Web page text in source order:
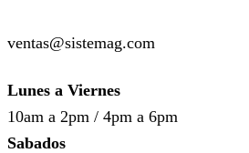
ventas@sistemag.com
Lunes a Viernes
10am a 2pm / 4pm a 6pm
Sabados